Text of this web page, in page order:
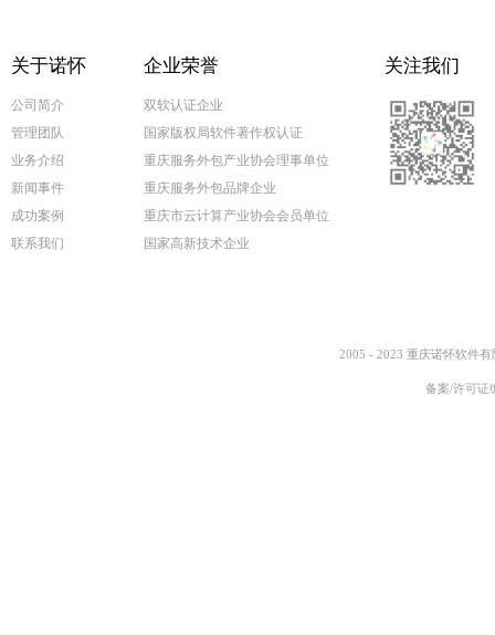
关于诺怀
公司简介
管理团队
业务介绍
新闻事件
成功案例
联系我们
企业荣誉
双软认证企业
国家版权局软件著作权认证
重庆服务外包产业协会理事单位
重庆服务外包品牌企业
重庆市云计算产业协会会员单位
国家高新技术企业
关注我们
2005 - 2023 重庆诺怀软件
备案/许可证